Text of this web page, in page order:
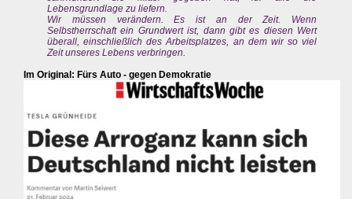
Lebensgrundlage zu liefern.
Wir müssen verändern. Es ist an der Zeit. Wenn
Selbstherrschaft ein Grundwert ist, dann gibt es diesen Wert
überall, einschließlich des Arbeitsplatzes, an dem wir so viel
Zeit unseres Lebens verbringen.
Im Original: Fürs Auto - gegen Demokratie